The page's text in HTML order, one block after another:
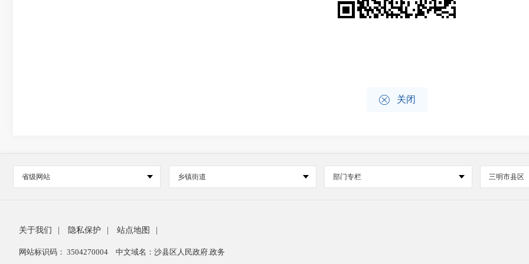
 关闭
省级网站 乡镇街道 部门专栏 三明市县区
关于我们 隐私保护 站点地图
网站标识码： 3504270004 中文域名：沙县区人民政府.政务